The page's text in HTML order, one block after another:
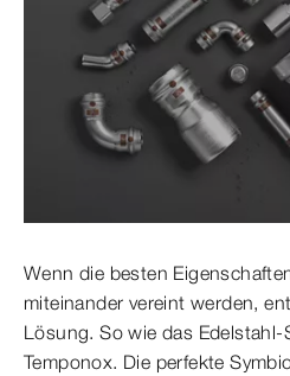
Wenn die besten
miteinander vereint werden,
Lösung. So wie das Edelstahl-
Temponox. Die perfekte